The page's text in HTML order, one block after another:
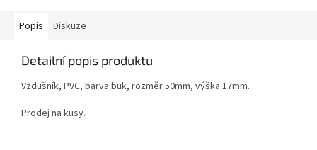
Popis Diskuze
Detailní popis produktu
Vzdušník, PVC, barva buk, rozměr 50mm, výška 17mm.
Prodej na kusy.